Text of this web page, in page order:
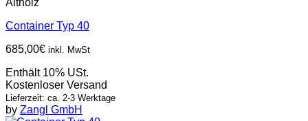
Altholz
Container Typ 40
685,00€ inkl. MwSt
Enthält 10% USt.
Kostenloser Versand
Lieferzeit: ca. 2-3 Werktage
by Zangl GmbH